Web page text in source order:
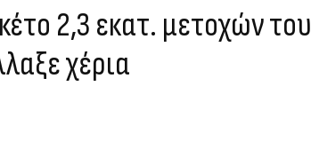
2,3 εκατ. μετοχών του
χέρια